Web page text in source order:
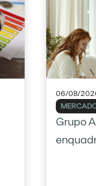
06/08/
Grupo